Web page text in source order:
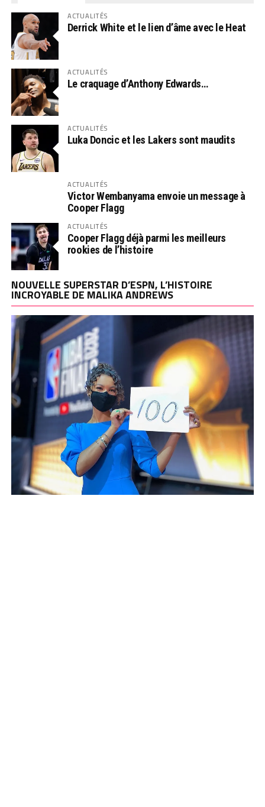
ACTUALITÉS
Derrick White et le lien d’âme avec le Heat
ACTUALITÉS
Le craquage d’Anthony Edwards…
ACTUALITÉS
Luka Doncic et les Lakers sont maudits
ACTUALITÉS
Victor Wembanyama envoie un message à
Cooper Flagg
ACTUALITÉS
Cooper Flagg déjà parmi les meilleurs
rookies de l’histoire
NOUVELLE SUPERSTAR D’ESPN, L’HISTOIRE
INCROYABLE DE MALIKA ANDREWS